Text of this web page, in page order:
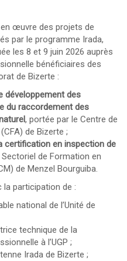
œuvre des projets de
par le programme Irada,
les 8 et 9 juin 2026 auprès
bénéficiaires des
de Bizerte :
développement des
du raccordement des
, portée par le Centre de
de Bizerte ;
certification en inspection de
de Formation en
de Menzel Bourguiba.
participation de :
national de l’Unité de
technique de la
à l’UGP ;
Irada de Bizerte ;